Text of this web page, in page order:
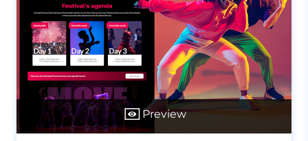
Preview